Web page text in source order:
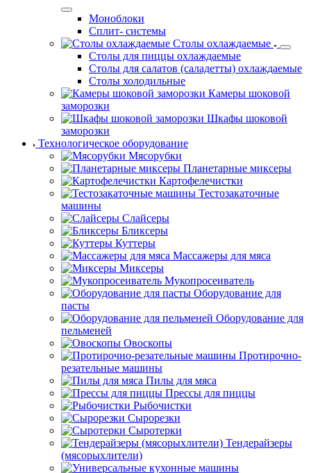
Моноблоки
Сплит- системы
Столы охлаждаемые
Столы для пиццы охлаждаемые
Столы для салатов (саладетты) охлаждаемые
Столы холодильные
Камеры шоковой
заморозки
Шкафы шоковой
заморозки
Технологическое оборудование
Мясорубки
Планетарные миксеры
Картофелечистки
Тестозакаточные
машины
Слайсеры
Бликсеры
Куттеры
Массажеры для мяса
Миксеры
Мукопросеиватель
Оборудование для
пасты
Оборудование для
пельменей
Овоскопы
Протирочно-
резательные машины
Пилы для мяса
Прессы для пиццы
Рыбочистки
Сырорезки
Сыротерки
Тендерайзеры
(мясорыхлители)